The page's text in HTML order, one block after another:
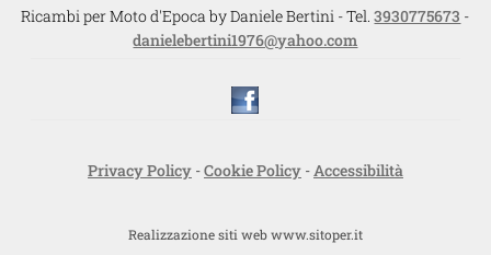
Ricambi per Moto d'Epoca by Daniele Bertini - Tel.3930775673 -
danielebertini1976@yahoo.com
Privacy Policy-Cookie Policy-Accessibilità
Realizzazione siti web www.sitoper.it